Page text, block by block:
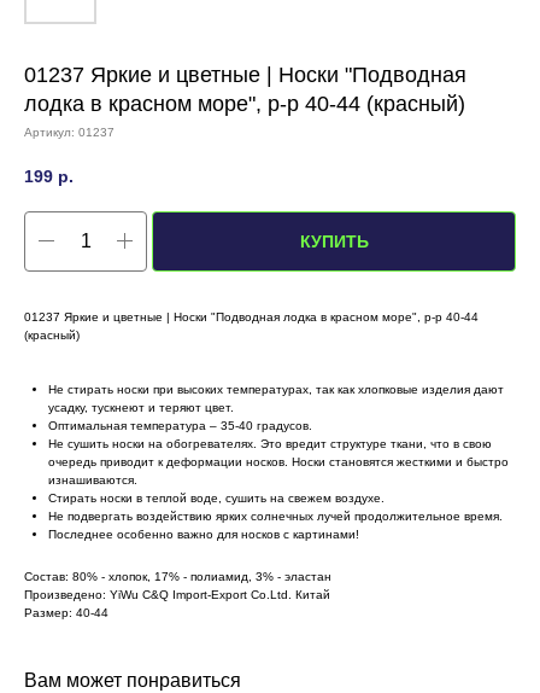
01237 Яркие и цветные | Носки "Подводная
лодка в красном море", р-р 40-44 (красный)
Артикул: 01237
199 р.
КУПИТЬ
01237 Яркие и цветные | Носки "Подводная лодка в красном море", р-р 40-44
(красный)
Не стирать носки при высоких температурах, так как хлопковые изделия дают
усадку, тускнеют и теряют цвет.
Оптимальная температура – 35-40 градусов.
Не сушить носки на обогревателях. Это вредит структуре ткани, что в свою
очередь приводит к деформации носков. Носки становятся жесткими и быстро
изнашиваются.
Стирать носки в теплой воде, сушить на свежем воздухе.
Не подвергать воздействию ярких солнечных лучей продолжительное время.
Последнее особенно важно для носков с картинами!
Состав: 80% - хлопок, 17% - полиамид, 3% - эластан
Произведено: YiWu C&Q Import-Export Co.Ltd. Китай
Размер: 40-44
Вам может понравиться